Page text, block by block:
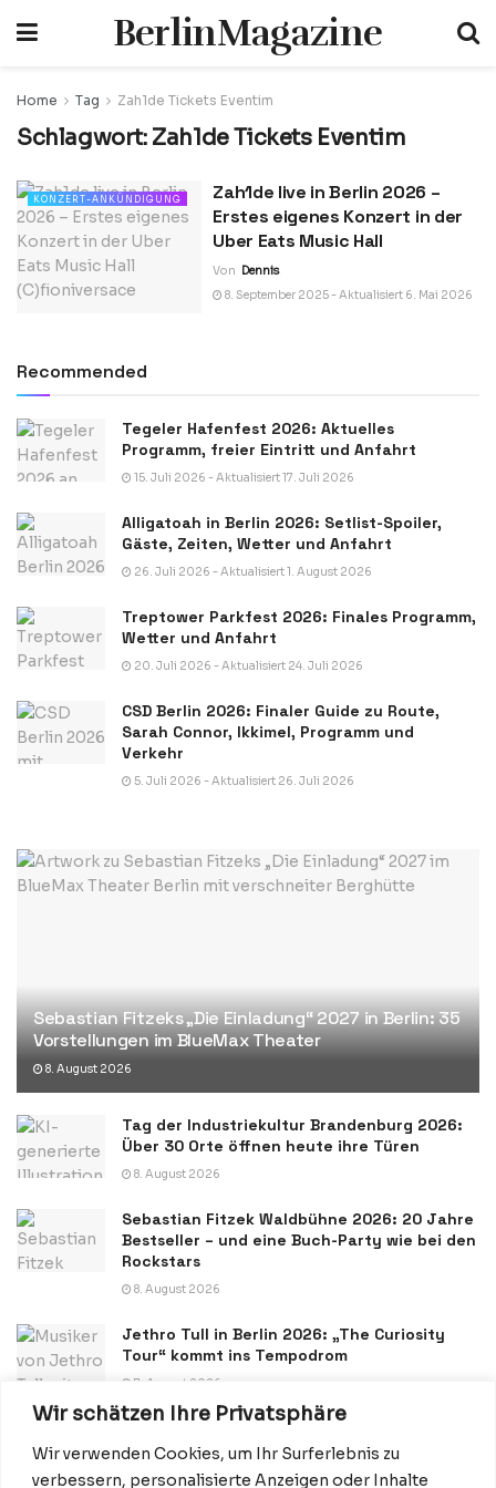
Wir schätzen Ihre Privatsphäre
Wir verwenden Cookies, um Ihr Surferlebnis zu
verbessern, personalisierte Anzeigen oder Inhalte
BerlinMagazine
Home Tag Zah1de Tickets Eventim
Schlagwort: Zah1de Tickets Eventim
KONZERT-ANKÜNDIGUNG
Zah1de live in Berlin 2026 –
Erstes eigenes Konzert in der
Uber Eats Music Hall
Von Dennis
8. September 2025 - Aktualisiert 6. Mai 2026
Recommended
Tegeler Hafenfest 2026: Aktuelles
Programm, freier Eintritt und Anfahrt
15. Juli 2026 - Aktualisiert 17. Juli 2026
Alligatoah in Berlin 2026: Setlist-Spoiler,
Gäste, Zeiten, Wetter und Anfahrt
26. Juli 2026 - Aktualisiert 1. August 2026
Treptower Parkfest 2026: Finales Programm,
Wetter und Anfahrt
20. Juli 2026 - Aktualisiert 24. Juli 2026
CSD Berlin 2026: Finaler Guide zu Route,
Sarah Connor, Ikkimel, Programm und
Verkehr
5. Juli 2026 - Aktualisiert 26. Juli 2026
Sebastian Fitzeks „Die Einladung“ 2027 in Berlin: 35
Vorstellungen im BlueMax Theater
8. August 2026
Tag der Industriekultur Brandenburg 2026:
Über 30 Orte öffnen heute ihre Türen
8. August 2026
Sebastian Fitzek Waldbühne 2026: 20 Jahre
Bestseller – und eine Buch-Party wie bei den
Rockstars
8. August 2026
Jethro Tull in Berlin 2026: „The Curiosity
Tour“ kommt ins Tempodrom
7. August 2026